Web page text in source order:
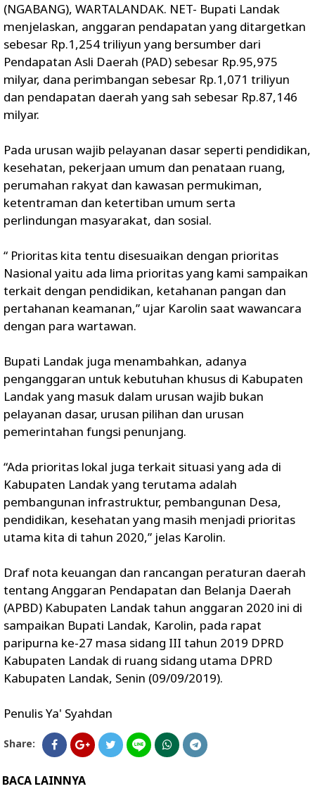
(NGABANG), WARTALANDAK. NET- Bupati Landak
menjelaskan, anggaran pendapatan yang ditargetkan
sebesar Rp.1,254 triliyun yang bersumber dari
Pendapatan Asli Daerah (PAD) sebesar Rp.95,975
milyar, dana perimbangan sebesar Rp.1,071 triliyun
dan pendapatan daerah yang sah sebesar Rp.87,146
milyar.
Pada urusan wajib pelayanan dasar seperti pendidikan,
kesehatan, pekerjaan umum dan penataan ruang,
perumahan rakyat dan kawasan permukiman,
ketentraman dan ketertiban umum serta
perlindungan masyarakat, dan sosial.
“ Prioritas kita tentu disesuaikan dengan prioritas
Nasional yaitu ada lima prioritas yang kami sampaikan
terkait dengan pendidikan, ketahanan pangan dan
pertahanan keamanan,” ujar Karolin saat wawancara
dengan para wartawan.
Bupati Landak juga menambahkan, adanya
penganggaran untuk kebutuhan khusus di Kabupaten
Landak yang masuk dalam urusan wajib bukan
pelayanan dasar, urusan pilihan dan urusan
pemerintahan fungsi penunjang.
“Ada prioritas lokal juga terkait situasi yang ada di
Kabupaten Landak yang terutama adalah
pembangunan infrastruktur, pembangunan Desa,
pendidikan, kesehatan yang masih menjadi prioritas
utama kita di tahun 2020,” jelas Karolin.
Draf nota keuangan dan rancangan peraturan daerah
tentang Anggaran Pendapatan dan Belanja Daerah
(APBD) Kabupaten Landak tahun anggaran 2020 ini di
sampaikan Bupati Landak, Karolin, pada rapat
paripurna ke-27 masa sidang III tahun 2019 DPRD
Kabupaten Landak di ruang sidang utama DPRD
Kabupaten Landak, Senin (09/09/2019).
Penulis Ya' Syahdan
Share:
BACA LAINNYA